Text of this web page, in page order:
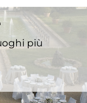
più